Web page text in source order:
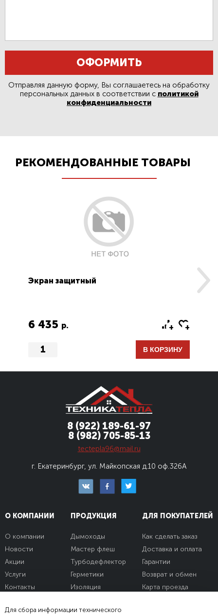
Отправляя данную форму, Вы соглашаетесь на обработку
персональных данных в соответствии с политикой
конфиденциальности
ОФОРМИТЬ
РЕКОМЕНДОВАННЫЕ ТОВАРЫ
Экран защитный
6 435 р.
В КОРЗИНУ
О КОМПАНИИ
О компании
Новости
Акции
Услуги
Контакты
ПРОДУКЦИЯ
Дымоходы
Мастер флеш
Турбодефлектор
Герметики
Изоляция
ДЛЯ ПОКУПАТЕЛЕЙ
Как сделать заказ
Доставка и оплата
Гарантии
Возврат и обмен
Карта проезда
8 (922) 189-61-97
8 (982) 705-85-13
tectepla96@mail.ru
г. Екатеринбург, ул. Майкопская д.10 оф.326А
Для сбора информации технического